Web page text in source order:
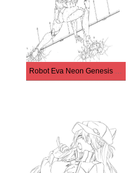
Robot Eva Neon Genesis Evangelion